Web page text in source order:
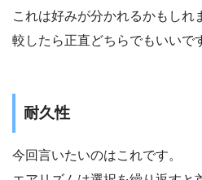
これは好みが分かれるかもしれ
較したら正直どちらでもいいで
耐久性
今回言いたいのはこれです。